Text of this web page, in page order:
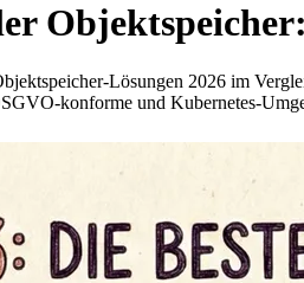
Lösungen 2026 im
konforme und Kubernetes-